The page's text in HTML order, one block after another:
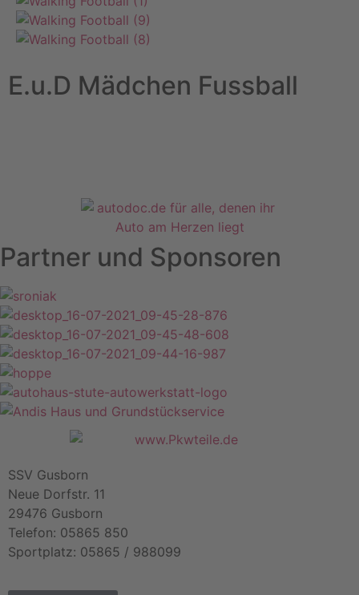
E.u.D Mädchen Fussball
Partner und Sponsoren
SSV Gusborn
Neue Dorfstr. 11
29476 Gusborn
Telefon: 05865 850
Sportplatz: 05865 / 988099